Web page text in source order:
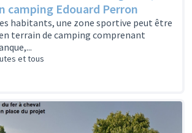
camping Edouard Perron
habitants, une zone sportive peut être
terrain de camping comprenant
et tous